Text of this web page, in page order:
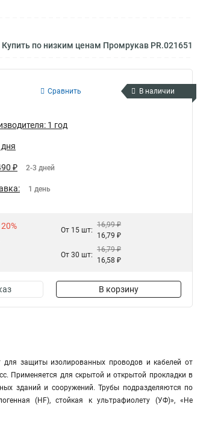
Купить по низким ценам Промрукав PR.021651
Сравнить В наличии
1 год
₽ 2-3 дней
1 день
От 15 шт:
16,99 ₽
16,79 ₽
От 30 шт:
16,79 ₽
16,58 ₽
В корзину
защиты изолированных проводов и кабелей от
Применяется для скрытой и открытой прокладки в
зданий и сооружений. Трубы подразделяются по
(HF), стойкая к ультрафиолету (УФ)», «Не